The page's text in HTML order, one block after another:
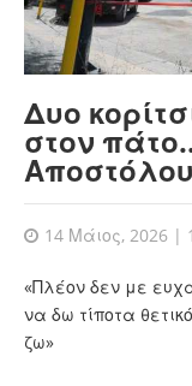
Δυο
στον
Αποστόλου
14 Μάιος, 2026 |
«Πλέον δεν με
να δω τίποτα
ζω»